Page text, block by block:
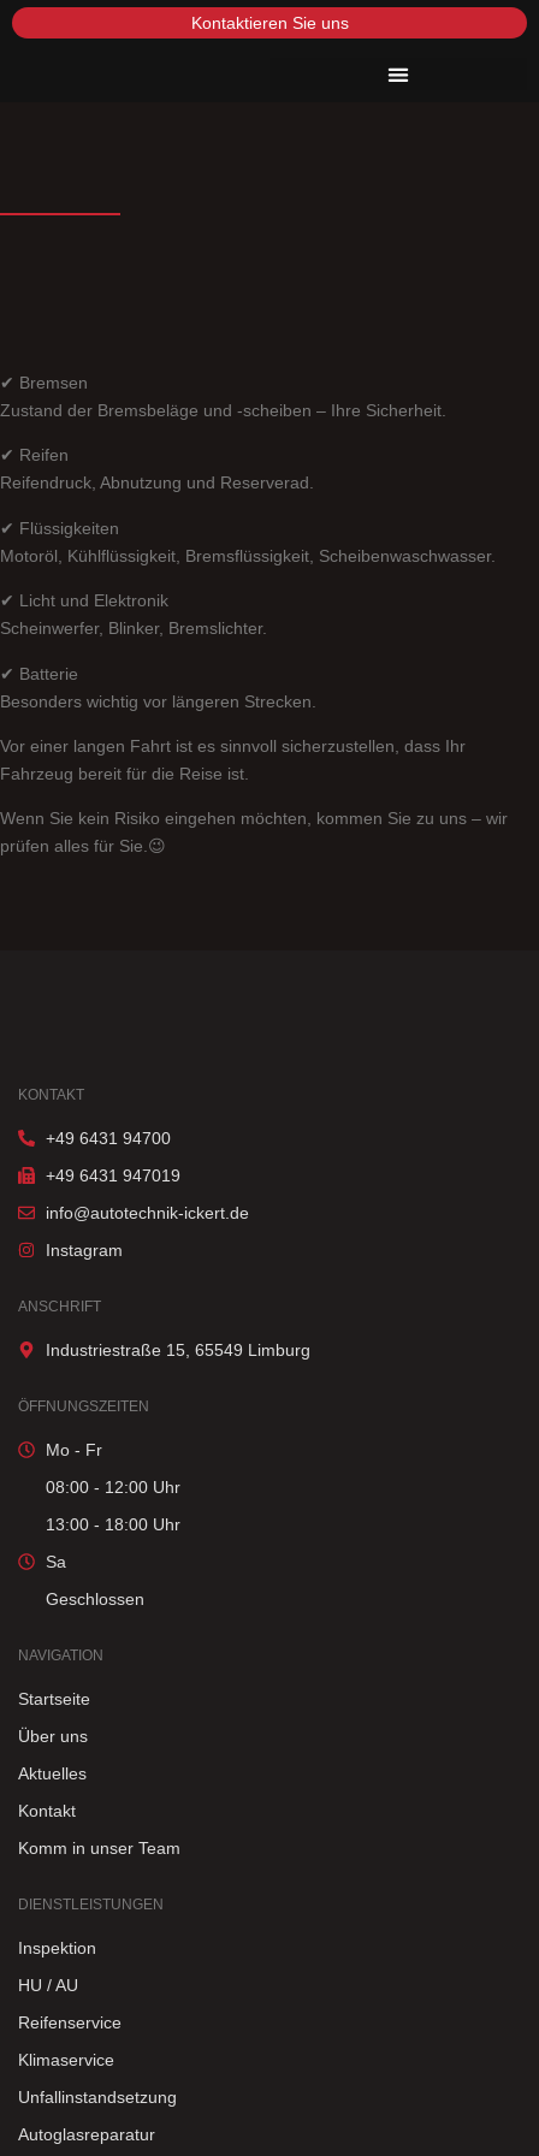
Kontaktieren Sie uns
✔ Bremsen
Zustand der Bremsbeläge und -scheiben – Ihre Sicherheit.
✔ Reifen
Reifendruck, Abnutzung und Reserverad.
✔ Flüssigkeiten
Motoröl, Kühlflüssigkeit, Bremsflüssigkeit, Scheibenwaschwasser.
✔ Licht und Elektronik
Scheinwerfer, Blinker, Bremslichter.
✔ Batterie
Besonders wichtig vor längeren Strecken.
Vor einer langen Fahrt ist es sinnvoll sicherzustellen, dass Ihr
Fahrzeug bereit für die Reise ist.
Wenn Sie kein Risiko eingehen möchten, kommen Sie zu uns – wir
prüfen alles für Sie.😉
KONTAKT
+49 6431 94700
+49 6431 947019
info@autotechnik-ickert.de
Instagram
ANSCHRIFT
Industriestraße 15, 65549 Limburg
ÖFFNUNGSZEITEN
Mo - Fr
08:00 - 12:00 Uhr
13:00 - 18:00 Uhr
Sa
Geschlossen
NAVIGATION
Startseite
Über uns
Aktuelles
Kontakt
Komm in unser Team
DIENSTLEISTUNGEN
Inspektion
HU / AU
Reifenservice
Klimaservice
Unfallinstandsetzung
Autoglasreparatur